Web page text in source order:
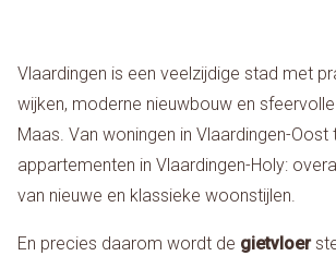
Vlaardingen is een veelzijdige stad met
wijken, moderne nieuwbouw en
Maas. Van woningen in Vlaardingen-
appartementen in Vlaardingen-Holy:
van nieuwe en klassieke woonstijlen.
En precies daarom wordt de gietvloer